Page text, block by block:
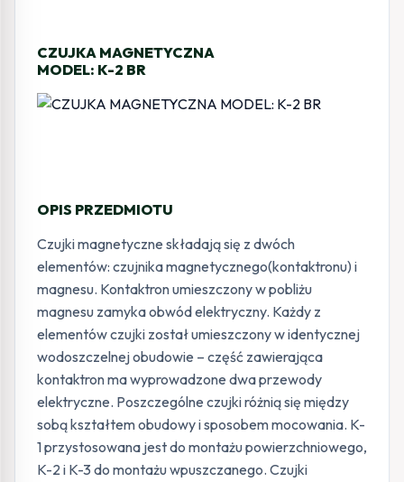
CZUJKA MAGNETYCZNA
MODEL: K-2 BR
OPIS PRZEDMIOTU
Czujki magnetyczne składają się z dwóch
elementów: czujnika magnetycznego(kontaktronu) i
magnesu. Kontaktron umieszczony w pobliżu
magnesu zamyka obwód elektryczny. Każdy z
elementów czujki został umieszczony w identycznej
wodoszczelnej obudowie – część zawierająca
kontaktron ma wyprowadzone dwa przewody
elektryczne. Poszczególne czujki różnią się między
sobą kształtem obudowy i sposobem mocowania. K-
1 przystosowana jest do montażu powierzchniowego,
K-2 i K-3 do montażu wpuszczanego. Czujki